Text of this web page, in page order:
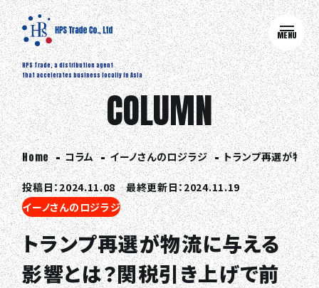
HPS Trade, a distribution agent
that accelerates business locally in Asia
MENU
COLUMN
Home コラム イーノさんのロジラジ トランプ再選が物流
投稿日：2024.11.08 最終更新日：2024.11.19
イーノさんのロジラジ
トランプ再選が物流に与える
影響とは？関税引き上げで前